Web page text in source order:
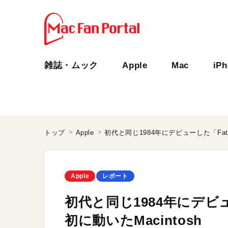
雑誌・ムック Apple Mac
トップ Apple 初代と同じ1984年にデビューした「
Apple レポート
初代と同じ1984年にデビ
初に動いたMacintosh